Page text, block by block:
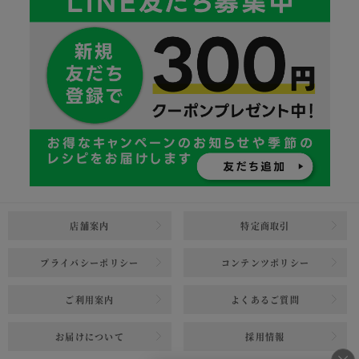
店舗案内 特定商取引
プライバシーポリシー コンテンツポリシー
ご利用案内 よくあるご質問
お届けについて 採用情報